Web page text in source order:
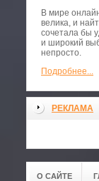
В мире
велика, и
сочетала бы
и широкий
непросто.
Подробнее...
РЕКЛАМА
О САЙТЕ